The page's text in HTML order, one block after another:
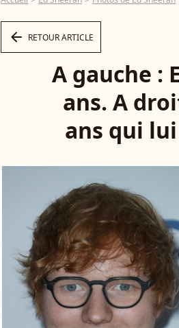
arrow_left RETOUR ARTICLE
A gauche :
ans. A
ans qui